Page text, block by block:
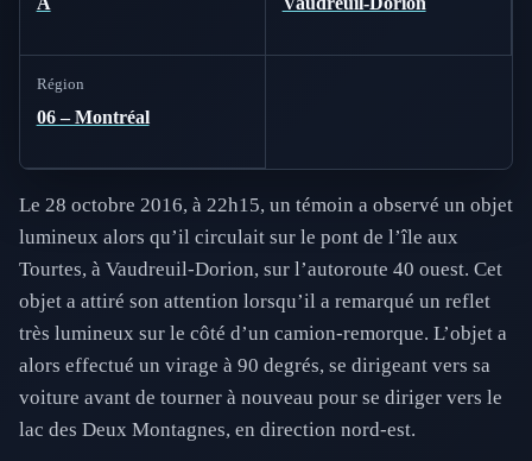
Région
06 – Montréal
Le 28 octobre 2016, à 22h15, un témoin a observé un objet
lumineux alors qu’il circulait sur le pont de l’île aux
Tourtes, à Vaudreuil-Dorion, sur l’autoroute 40 ouest. Cet
objet a attiré son attention lorsqu’il a remarqué un reflet
très lumineux sur le côté d’un camion-remorque. L’objet a
alors effectué un virage à 90 degrés, se dirigeant vers sa
voiture avant de tourner à nouveau pour se diriger vers le
lac des Deux Montagnes, en direction nord-est.